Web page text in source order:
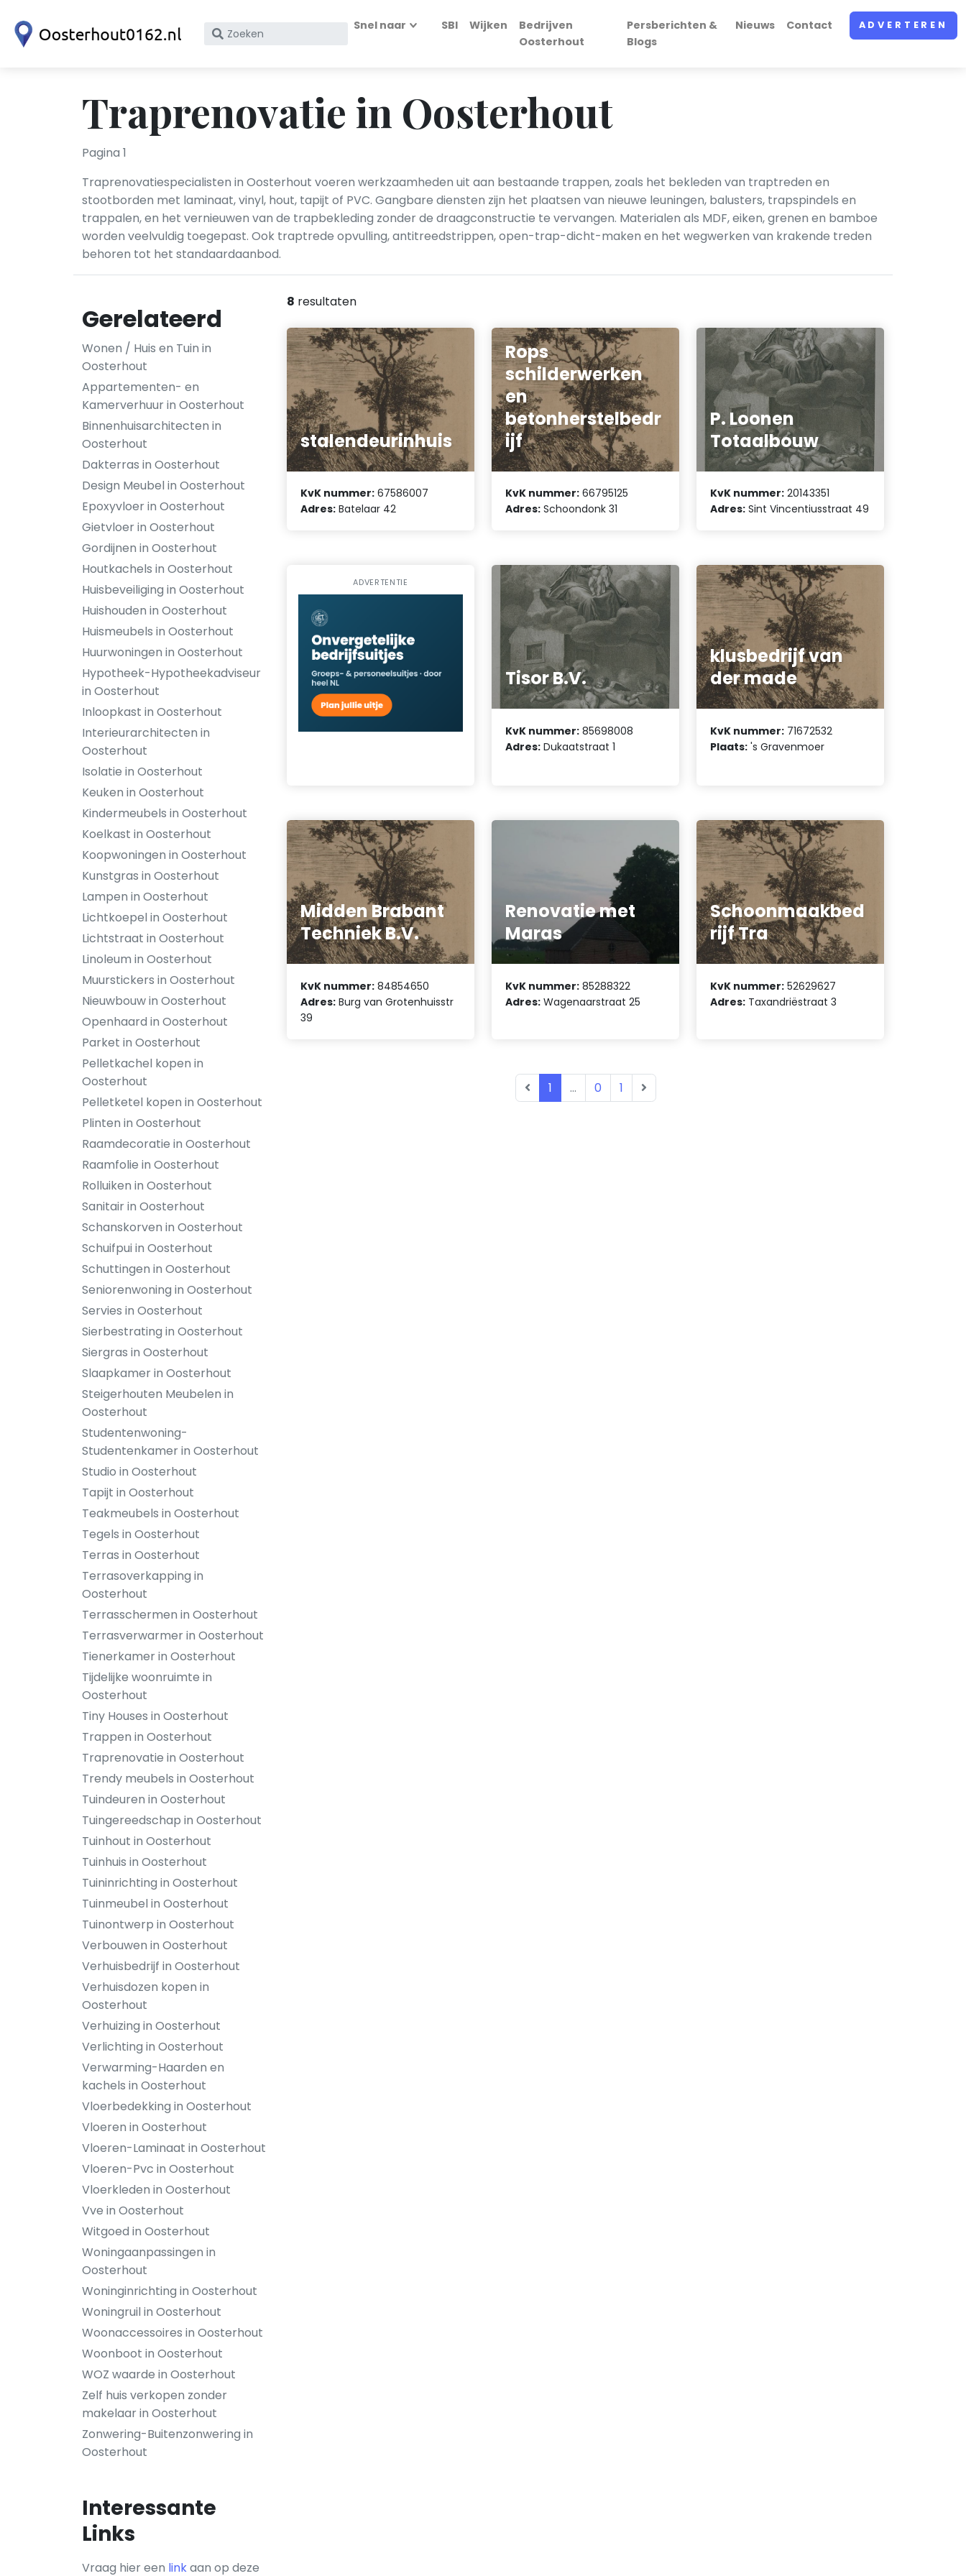
Zoek
KvK
nummer
Snel naar SBI Wijken
Bedrijven
Oosterhout
Persberichten &
Blogs
Nieuws Contact ADVERTEREN
Traprenovatie in Oosterhout
Pagina 1
Traprenovatiespecialisten in Oosterhout voeren werkzaamheden uit aan bestaande trappen, zoals het bekleden van traptreden en
stootborden met laminaat, vinyl, hout, tapijt of PVC. Gangbare diensten zijn het plaatsen van nieuwe leuningen, balusters, trapspindels en
trappalen, en het vernieuwen van de trapbekleding zonder de draagconstructie te vervangen. Materialen als MDF, eiken, grenen en bamboe
worden veelvuldig toegepast. Ook traptrede opvulling, antitreedstrippen, open-trap-dicht-maken en het wegwerken van krakende treden
behoren tot het standaardaanbod.
Gerelateerd
Wonen / Huis en Tuin in
Oosterhout
Appartementen- en
Kamerverhuur in Oosterhout
Binnenhuisarchitecten in
Oosterhout
Dakterras in Oosterhout
Design Meubel in Oosterhout
Epoxyvloer in Oosterhout
Gietvloer in Oosterhout
Gordijnen in Oosterhout
Houtkachels in Oosterhout
Huisbeveiliging in Oosterhout
Huishouden in Oosterhout
Huismeubels in Oosterhout
Huurwoningen in Oosterhout
Hypotheek-Hypotheekadviseur
in Oosterhout
Inloopkast in Oosterhout
Interieurarchitecten in
Oosterhout
Isolatie in Oosterhout
Keuken in Oosterhout
Kindermeubels in Oosterhout
Koelkast in Oosterhout
Koopwoningen in Oosterhout
Kunstgras in Oosterhout
Lampen in Oosterhout
Lichtkoepel in Oosterhout
Lichtstraat in Oosterhout
Linoleum in Oosterhout
Muurstickers in Oosterhout
Nieuwbouw in Oosterhout
Openhaard in Oosterhout
Parket in Oosterhout
Pelletkachel kopen in
Oosterhout
Pelletketel kopen in Oosterhout
Plinten in Oosterhout
Raamdecoratie in Oosterhout
Raamfolie in Oosterhout
Rolluiken in Oosterhout
Sanitair in Oosterhout
Schanskorven in Oosterhout
Schuifpui in Oosterhout
Schuttingen in Oosterhout
Seniorenwoning in Oosterhout
Servies in Oosterhout
Sierbestrating in Oosterhout
Siergras in Oosterhout
Slaapkamer in Oosterhout
Steigerhouten Meubelen in
Oosterhout
Studentenwoning-
Studentenkamer in Oosterhout
Studio in Oosterhout
Tapijt in Oosterhout
Teakmeubels in Oosterhout
Tegels in Oosterhout
Terras in Oosterhout
Terrasoverkapping in
Oosterhout
Terrasschermen in Oosterhout
Terrasverwarmer in Oosterhout
Tienerkamer in Oosterhout
Tijdelijke woonruimte in
Oosterhout
Tiny Houses in Oosterhout
Trappen in Oosterhout
Traprenovatie in Oosterhout
Trendy meubels in Oosterhout
Tuindeuren in Oosterhout
Tuingereedschap in Oosterhout
Tuinhout in Oosterhout
Tuinhuis in Oosterhout
Tuininrichting in Oosterhout
Tuinmeubel in Oosterhout
Tuinontwerp in Oosterhout
Verbouwen in Oosterhout
Verhuisbedrijf in Oosterhout
Verhuisdozen kopen in
Oosterhout
Verhuizing in Oosterhout
Verlichting in Oosterhout
Verwarming-Haarden en
kachels in Oosterhout
Vloerbedekking in Oosterhout
Vloeren in Oosterhout
Vloeren-Laminaat in Oosterhout
Vloeren-Pvc in Oosterhout
Vloerkleden in Oosterhout
Vve in Oosterhout
Witgoed in Oosterhout
Woningaanpassingen in
Oosterhout
Woninginrichting in Oosterhout
Woningruil in Oosterhout
Woonaccessoires in Oosterhout
Woonboot in Oosterhout
WOZ waarde in Oosterhout
Zelf huis verkopen zonder
makelaar in Oosterhout
Zonwering-Buitenzonwering in
Oosterhout
Interessante
Links
Vraag hier een linkaan op deze
8 resultaten
stalendeurinhuis
KvK nummer: 67586007
Adres: Batelaar 42
Rops
schilderwerken
en
betonherstelbedr
ijf
KvK nummer: 66795125
Adres: Schoondonk 31
P. Loonen
Totaalbouw
KvK nummer: 20143351
Adres: Sint Vincentiusstraat 49
ADVERTENTIE
Tisor B.V.
KvK nummer: 85698008
Adres: Dukaatstraat 1
klusbedrijf van
der made
KvK nummer: 71672532
Plaats: 's Gravenmoer
Midden Brabant
Techniek B.V.
KvK nummer: 84854650
Adres: Burg van Grotenhuisstr
39
Renovatie met
Maras
KvK nummer: 85288322
Adres: Wagenaarstraat 25
Schoonmaakbed
rijf Tra
KvK nummer: 52629627
Adres: Taxandriëstraat 3
1 ... 0 1